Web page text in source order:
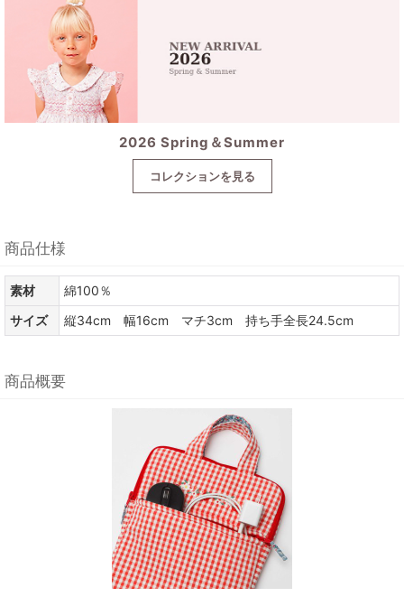
2026 Spring＆Summer
コレクションを見る
商品仕様
素材
綿100％
サイズ
縦34cm 幅16cm マチ3cm 持ち手全長24.5cm
商品概要